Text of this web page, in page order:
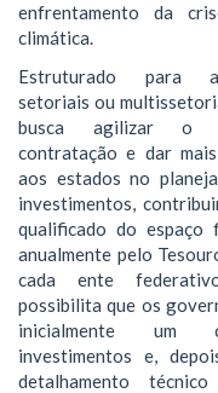
enfrentamento da
climática.
Estruturado para
setoriais ou
busca agilizar o
contratação e dar
aos estados no
investimentos,
qualificado do espaço
anualmente pelo
cada ente
possibilita que os
inicialmente um
investimentos e,
detalhamento